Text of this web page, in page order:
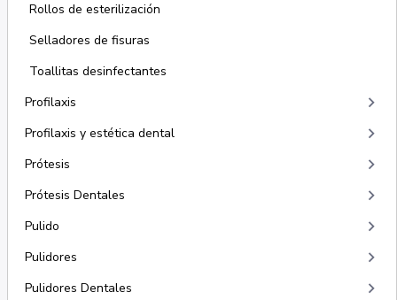
Rollos de esterilización
Selladores de fisuras
Toallitas desinfectantes
Profilaxis
keyboard_arrow_right
Profilaxis y estética dental keyboard_arrow_right
Prótesis keyboard_arrow_right
Prótesis Dentales keyboard_arrow_right
Pulido keyboard_arrow_right
Pulidores keyboard_arrow_right
Pulidores Dentales keyboard_arrow_right